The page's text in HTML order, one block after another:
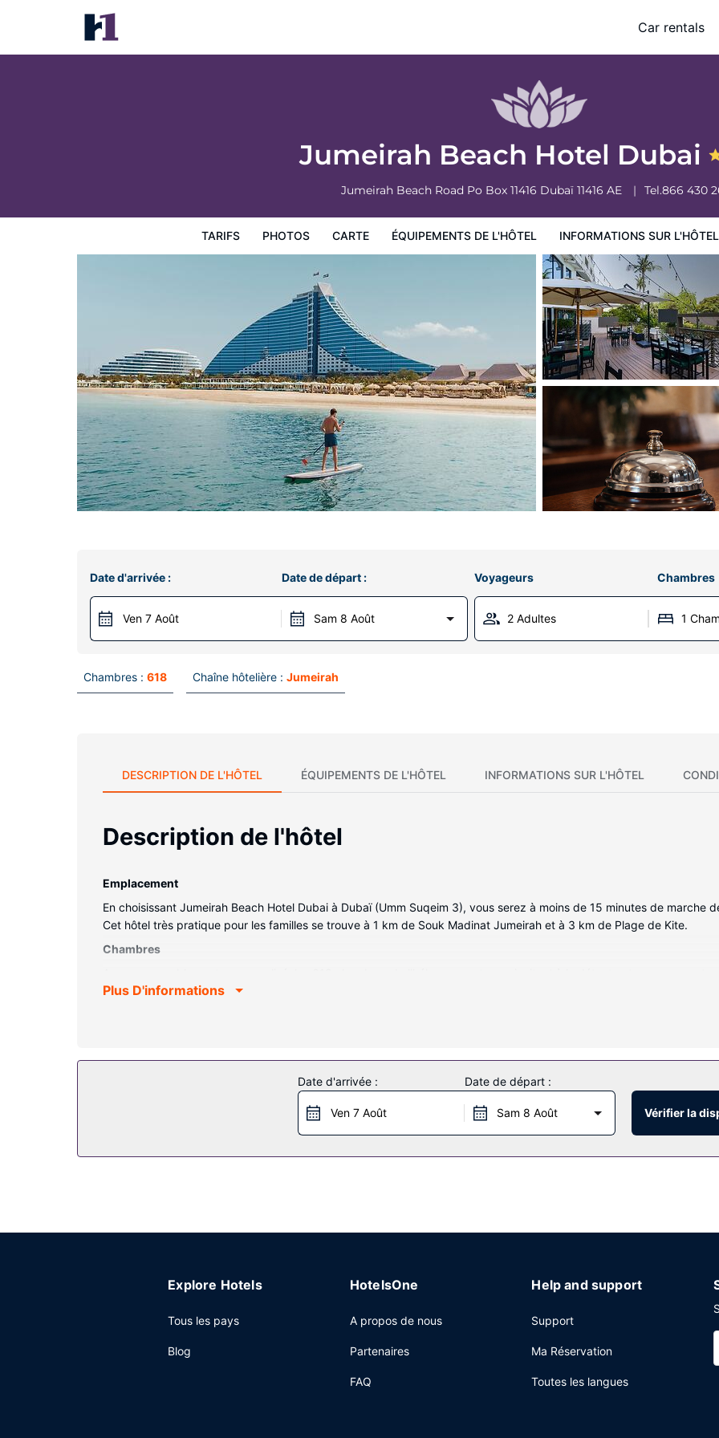
Car rentals
Jumeirah Beach Hotel Dubai
Jumeirah Beach Road Po Box 11416 Dubaï 11416 AE Tel.866 430
TARIFS PHOTOS CARTE ÉQUIPEMENTS DE L'HÔTEL INFORMATIONS SUR L'HÔTEL
Jumeirah Beach Hotel Dubai
Tarifs
Date d'arrivée :
Ven 7 Août
Date de départ :
Sam 8 Août
Voyageurs Chambres
2 Adultes 1
Chambres : 618 Chaîne hôtelière : Jumeirah
DESCRIPTION DE L'HÔTEL ÉQUIPEMENTS DE L'HÔTEL INFORMATIONS SUR L'HÔTEL
Description de l'hôtel
Emplacement
En choisissant Jumeirah Beach Hotel Dubai à Dubaï (Umm Suqeim 3), vous serez à moins de 15 minutes de marche
Cet hôtel très pratique pour les familles se trouve à 1 km de Souk Madinat Jumeirah et à 3 km de Plage de Kite.
Chambres
Internet gratuit vous permet de rester en contact avec le reste du monde et votre divertissement est assuré par des
Rejoignez le spa de l'hébergement, un centre bien-être qui propose des massages, des soins corporels et des soins
vous. 3 piscines extérieures vous attendent pour un petit plongeon avant de rejoindre la plage privée pour de purs
services offerts par cet hôtel vous trouvez également l'accès Wi-Fi à Internet gratuit, un service de conciergerie et
Les équipements et services proposés incluent l'accès à internet gratuit à Internet, un centre d'affaires et un service
organiser une réunion à Dubaï, faites confiance à cet hôtel qui dispose d'espaces événements mesurant 1322
et des salles de réunion. En échange d'un supplément, l'hébergement propose une navette vers et depuis l'aéroport
dans l'enceinte de l'hébergement.
Plus D'informations
Date d'arrivée :
Ven 7 Août
Date de départ :
Sam 8 Août Vérifier la
Explore Hotels
Tous les pays
Blog
HotelsOne
A propos de nous
Partenaires
FAQ
Help and support
Support
Ma Réservation
Toutes les langues